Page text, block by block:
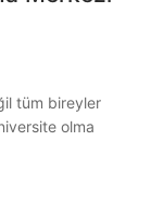
tüm bireyler
olma